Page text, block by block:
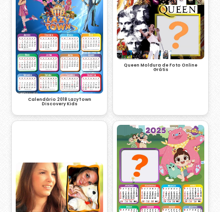
Calendário 2018 LazyTown
Discovery Kids
Queen Moldura de Foto Online
Grátis